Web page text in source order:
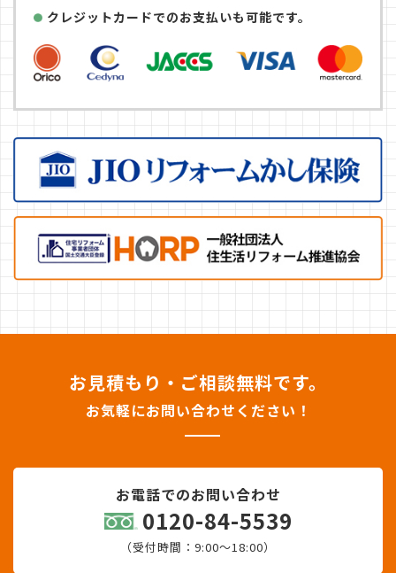
クレジットカードでのお支払いも可能です。
お見積もり・ご相談無料です。
お気軽にお問い合わせください！
お電話でのお問い合わせ
0120-84-5539
（受付時間：9:00〜18:00）